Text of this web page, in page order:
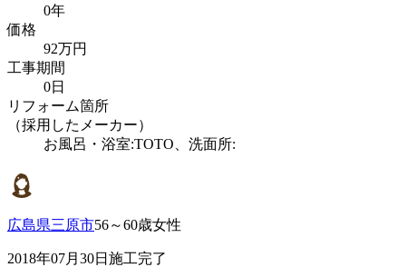
0年
価格
92万円
工事期間
0日
リフォーム箇所
（採用したメーカー）
お風呂・浴室:TOTO、洗面所:
広島県三原市56～60歳女性
2018年07月30日施工完了